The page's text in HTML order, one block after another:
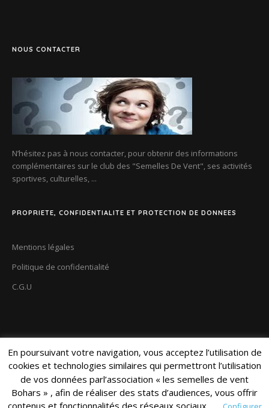
NOUS CONTACTER
N’hésitez pas à nous contacter, pour obtenir des informations
complémentaires sur le club des "Semelles De Vent", ses activités
sportives, culturelles, ...
PROPRIETE, CONFIDENTIALITE ET PROTECTION DE DONNEES
Mentions légales
Politique de confidentialité
C.G.U
En poursuivant votre navigation, vous acceptez l’utilisation de
cookies et technologies similaires qui permettront l’utilisation
de vos données parl’association « les semelles de vent
Bohars » , afin de réaliser des stats d’audiences, vous offrir
contenus et fonctionnalités des réseaux sociaux.